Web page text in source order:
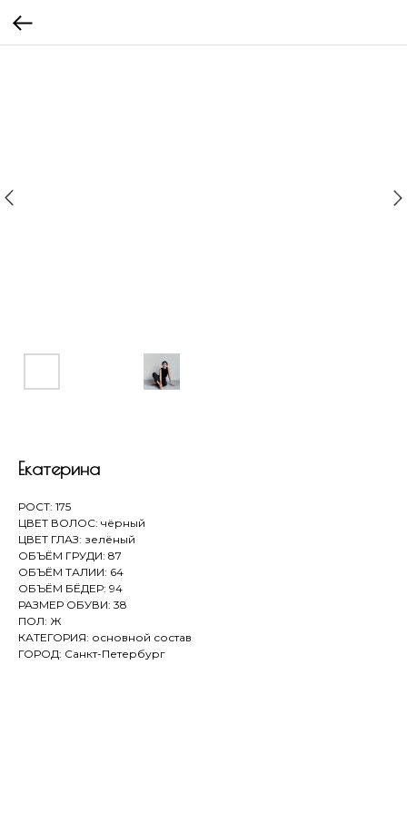
Екатерина
РОСТ: 175
ЦВЕТ ВОЛОС: чёрный
ЦВЕТ ГЛАЗ: зелёный
ОБЪЁМ ГРУДИ: 87
ОБЪЁМ ТАЛИИ: 64
ОБЪЁМ БЁДЕР: 94
РАЗМЕР ОБУВИ: 38
ПОЛ: Ж
КАТЕГОРИЯ: основной состав
ГОРОД: Санкт-Петербург